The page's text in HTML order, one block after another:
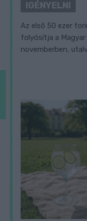
IGÉNYELNI
Az első 50 ezer
folyósítja a
novemberben,